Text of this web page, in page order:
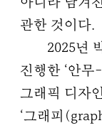
아니라 남겨
관한 것이다.
2025년 박
진행한 ‘안
그래픽 디자
‘그래피